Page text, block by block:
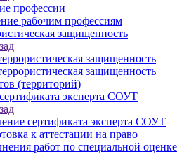
профессии
рабочим профессиям
защищенность
защищенность
защищенность
(территорий)
эксперта СОУТ
сертификата эксперта СОУТ
к аттестации на право
работ по специальной оценке